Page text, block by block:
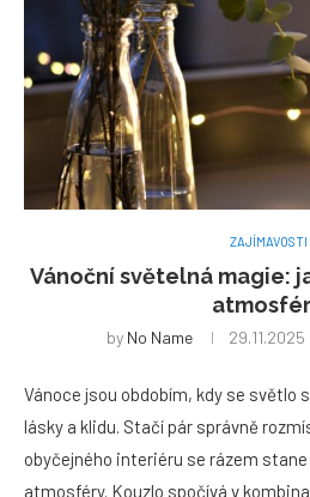
ZAJÍMAVOSTI
Vánoční světelná magie:
by No Name 29.11.2025
Vánoce jsou obdobím, kdy se světlo
lásky a klidu. Stačí pár správně
obyčejného interiéru se rázem
atmosféry. Kouzlo spočívá v